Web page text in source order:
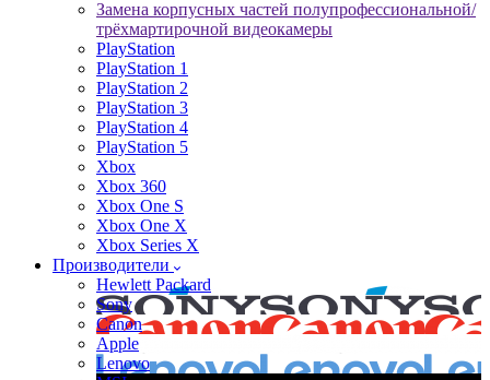
Замена корпусных частей полупрофессиональной/
трёхмартирочной видеокамеры
PlayStation
PlayStation 1
PlayStation 2
PlayStation 3
PlayStation 4
PlayStation 5
Xbox
Xbox 360
Xbox One S
Xbox One X
Xbox Series X
Производители
Hewlett Packard
Sony
Canon
Apple
Lenovo